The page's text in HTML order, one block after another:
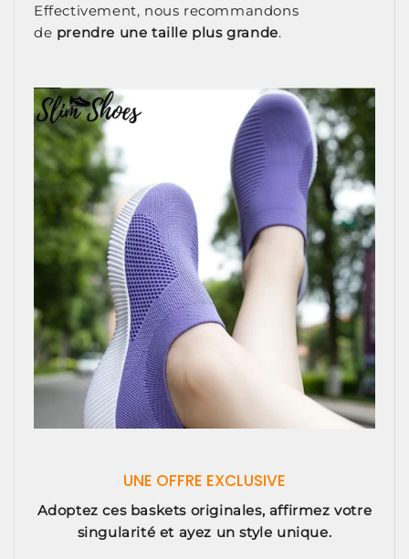
Effectivement, nous recommandons
de prendre une taille plus grande.
UNE OFFRE EXCLUSIVE
Adoptez ces baskets originales, affirmez votre
singularité et ayez un style unique.